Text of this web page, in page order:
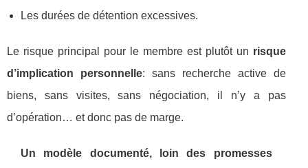
Les durées de détention excessives.
Le risque principal pour le membre est plutôt un risque
d’implication personnelle: sans recherche active de
biens, sans visites, sans négociation, il n’y a pas
d’opération… et donc pas de marge.
Un modèle documenté, loin des promesses